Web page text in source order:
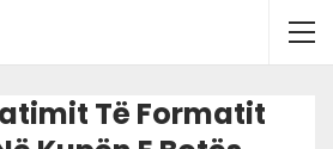
Të Formatit